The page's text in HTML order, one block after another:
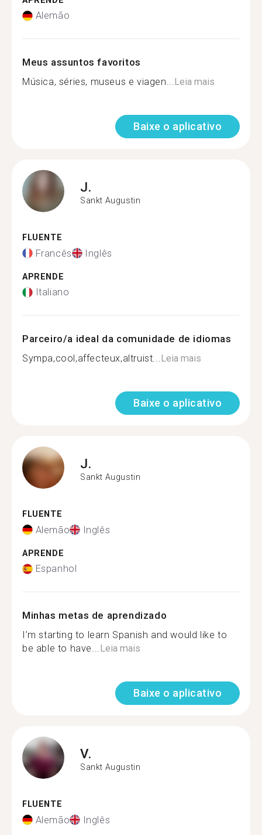
Alemão
Meus assuntos favoritos
Música, séries, museus e viagen...Leia mais
Baixe o aplicativo
J.
Sankt Augustin
FLUENTE
Francês Inglês
APRENDE
Italiano
Parceiro/a ideal da comunidade de idiomas
Sympa,cool,affecteux,altruist...Leia mais
Baixe o aplicativo
J.
Sankt Augustin
FLUENTE
Alemão Inglês
APRENDE
Espanhol
Minhas metas de aprendizado
I’m starting to learn Spanish and would like to
be able to have...Leia mais
Baixe o aplicativo
V.
Sankt Augustin
FLUENTE
Alemão Inglês